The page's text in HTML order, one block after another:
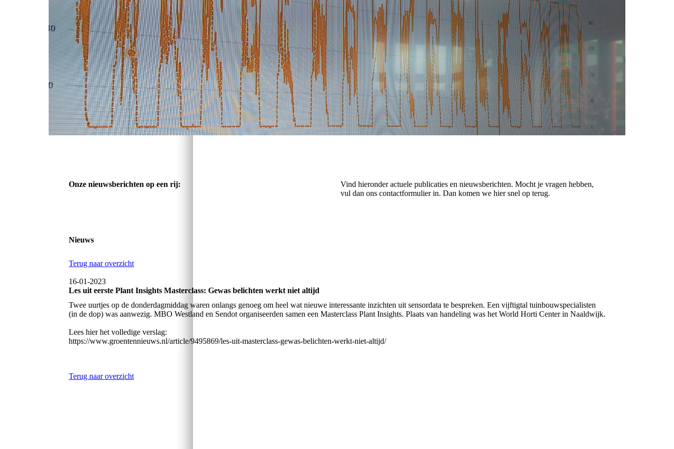
Onze nieuwsberichten op een rij:
Vind hieronder actuele publicaties en nieuwsberichten. Mocht je vragen hebben,
vul dan ons contactformulier in. Dan komen we hier snel op terug.
Nieuws
Terug naar overzicht
16-01-2023
Les uit eerste Plant Insights Masterclass: Gewas belichten werkt niet altijd
Twee uurtjes op de donderdagmiddag waren onlangs genoeg om heel wat nieuwe interessante inzichten uit sensordata te bespreken. Een vijftigtal tuinbouwspecialisten
(in de dop) was aanwezig. MBO Westland en Sendot organiseerden samen een Masterclass Plant Insights. Plaats van handeling was het World Horti Center in Naaldwijk.
Lees hier het volledige verslag:
https://www.groentennieuws.nl/article/9495869/les-uit-masterclass-gewas-belichten-werkt-niet-altijd/
Terug naar overzicht